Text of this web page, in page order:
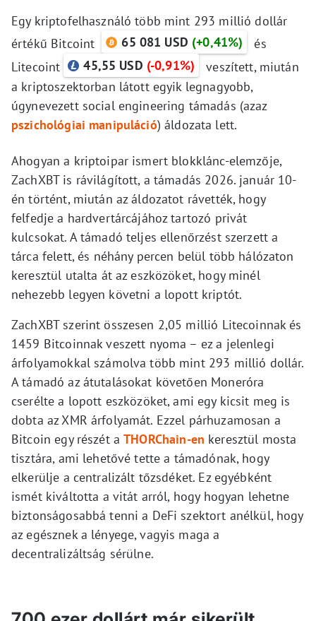
Egy kriptofelhasználó több mint 293 millió dollár
értékű Bitcoint
65 081 USD (+0,41%)
és
Litecoint
45,55 USD (-0,91%)
veszített, miután
a kriptoszektorban látott egyik legnagyobb,
úgynevezett social engineering támadás (azaz
pszichológiai manipuláció) áldozata lett.
Ahogyan a kriptoipar ismert blokklánc-elemzője,
ZachXBT is rávilágított, a támadás 2026. január 10-
én történt, miután az áldozatot rávették, hogy
felfedje a hardvertárcájához tartozó privát
kulcsokat. A támadó teljes ellenőrzést szerzett a
tárca felett, és néhány percen belül több hálózaton
keresztül utalta át az eszközöket, hogy minél
nehezebb legyen követni a lopott kriptót.
ZachXBT szerint összesen 2,05 millió Litecoinnak és
1459 Bitcoinnak veszett nyoma – ez a jelenlegi
árfolyamokkal számolva több mint 293 millió dollár.
A támadó az átutalásokat követően Moneróra
cserélte a lopott eszközöket, ami egy kicsit meg is
dobta az XMR árfolyamát. Ezzel párhuzamosan a
Bitcoin egy részét aTHORChain-en keresztül mosta
tisztára, ami lehetővé tette a támadónak, hogy
elkerülje a centralizált tőzsdéket. Ez egyébként
ismét kiváltotta a vitát arról, hogy hogyan lehetne
biztonságosabbá tenni a DeFi szektort anélkül, hogy
az egésznek a lényege, vagyis maga a
decentralizáltság sérülne.